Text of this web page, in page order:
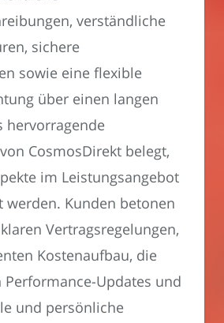
verständliche
sichere
sowie eine flexible
über einen langen
hervorragende
CosmosDirekt belegt,
im Leistungsangebot
werden. Kunden betonen
Vertragsregelungen,
Kostenaufbau, die
Performance-Updates und
und persönliche